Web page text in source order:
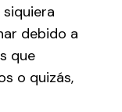
debido a
que
o quizás,